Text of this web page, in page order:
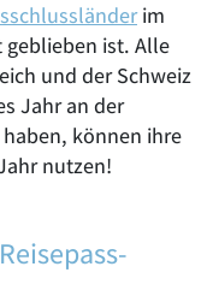
im
geblieben ist. Alle
und der Schweiz
Jahr an der
können ihre
nutzen!